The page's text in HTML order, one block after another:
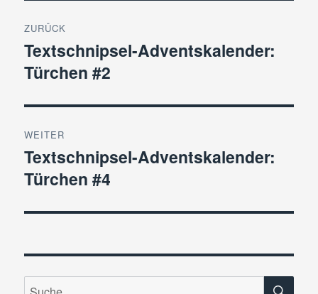
ZURÜCK
Vorheriger
Beitrag:
Textschnipsel-Adventskalender:
Türchen #2
WEITER
Nächster
Beitrag:
Textschnipsel-Adventskalender:
Türchen #4
Suche